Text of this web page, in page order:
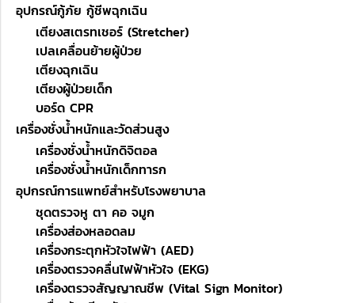
อุปกรณ์กู้ภัย กู้ชีพฉุกเฉิน
เตียงสเตรทเชอร์ (Stretcher)
เปลเคลื่อนย้ายผู้ป่วย
เตียงฉุกเฉิน
เตียงผู้ป่วยเด็ก
บอร์ด CPR
เครื่องชั่งน้ำหนักและวัดส่วนสูง
เครื่องชั่งน้ำหนักดิจิตอล
เครื่องชั่งน้ำหนักเด็กทารก
อุปกรณ์การแพทย์สำหรับโรงพยาบาล
ชุดตรวจหู ตา คอ จมูก
เครื่องส่องหลอดลม
เครื่องกระตุกหัวใจไฟฟ้า (AED)
เครื่องตรวจคลื่นไฟฟ้าหัวใจ (EKG)
เครื่องตรวจสัญญาณชีพ (Vital Sign Monitor)